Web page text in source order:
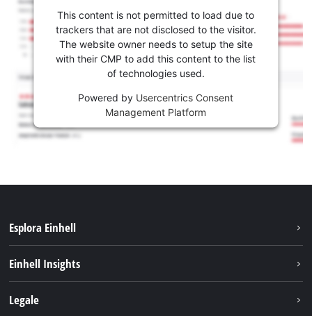
This content is not permitted to load due to
trackers that are not disclosed to the visitor.
The website owner needs to setup the site
with their CMP to add this content to the list
of technologies used.
Powered by Usercentrics Consent
Management Platform
Esplora Einhell
Chi siamo
Einhell Insights
Legale